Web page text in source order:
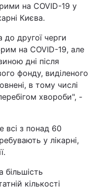
на COVID-19 у
Києва.
другої черги
на COVID-19, але
дні після
фонду, виділеного
в тому числі
хвороби", -
з понад 60
у лікарні,
кількості